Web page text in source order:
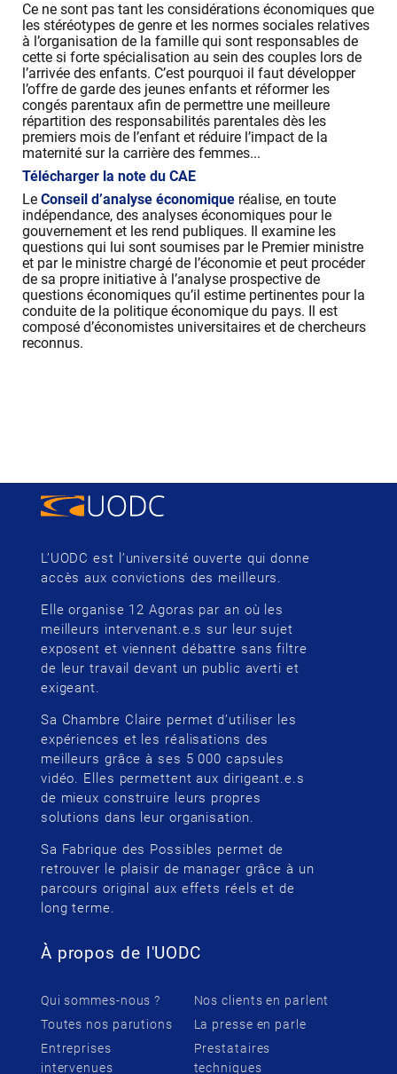
Ce ne sont pas tant les considérations économiques que
les stéréotypes de genre et les normes sociales relatives
à l’organisation de la famille qui sont responsables de
cette si forte spécialisation au sein des couples lors de
l’arrivée des enfants. C’est pourquoi il faut développer
l’offre de garde des jeunes enfants et réformer les
congés parentaux afin de permettre une meilleure
répartition des responsabilités parentales dès les
premiers mois de l’enfant et réduire l’impact de la
maternité sur la carrière des femmes...
Télécharger la note du CAE
LeConseil d’analyse économique réalise, en toute
indépendance, des analyses économiques pour le
gouvernement et les rend publiques. Il examine les
questions qui lui sont soumises par le Premier ministre
et par le ministre chargé de l’économie et peut procéder
de sa propre initiative à l’analyse prospective de
questions économiques qu’il estime pertinentes pour la
conduite de la politique économique du pays. Il est
composé d’économistes universitaires et de chercheurs
reconnus.
L’UODC est l’université ouverte qui donne
accès aux convictions des meilleurs.
Elle organise 12 Agoras par an où les
meilleurs intervenant.e.s sur leur sujet
exposent et viennent débattre sans filtre
de leur travail devant un public averti et
exigeant.
Sa Chambre Claire permet d’utiliser les
expériences et les réalisations des
meilleurs grâce à ses 5 000 capsules
vidéo. Elles permettent aux dirigeant.e.s
de mieux construire leurs propres
solutions dans leur organisation.
Sa Fabrique des Possibles permet de
retrouver le plaisir de manager grâce à un
parcours original aux effets réels et de
long terme.
À propos de l'UODC
Qui sommes-nous ?
Toutes nos parutions
Entreprises
intervenues
Nos clients en parlent
La presse en parle
Prestataires
techniques